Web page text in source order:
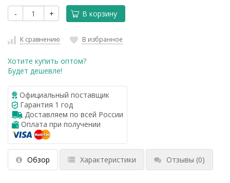
- + В корзину
К сравнению В избранное
Хотите купить оптом?
Будет дешевле!
Официальный поставщик
Гарантия 1 год
Доставляем по всей России
Оплата при получении
Обзор Характеристики Отзывы (0)